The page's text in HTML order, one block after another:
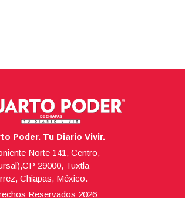
Poder. Tu Diario Vivir.
Norte 141, Centro,
29000, Tuxtla
Chiapas, México.
Reservados 2026